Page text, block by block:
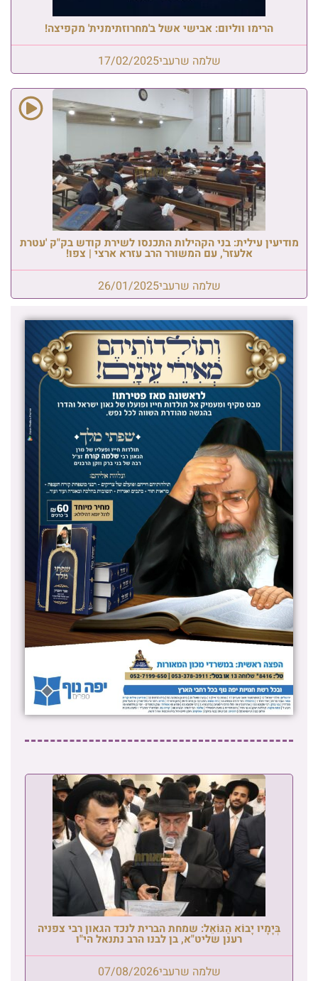
הרימו ווליום: אבישי אשל ב'מחרוזתימנית' מקפיצה!
שלמה שרעבי17/02/2025
מודיעין עילית: בני הקהילות התכנסו לשירת קודש בק"ק 'עטרת
אלעזר', עם המשורר הרב עזרא ארצי | צפו!
שלמה שרעבי26/01/2025
בְּיָמָיו יָבוֹא הַגּוֹאֵל: שמחת הברית לנכד הגאון רבי צפניה
רענן שליט"א, בן לבנו הרב נתנאל הי"ו
שלמה שרעבי07/08/2026